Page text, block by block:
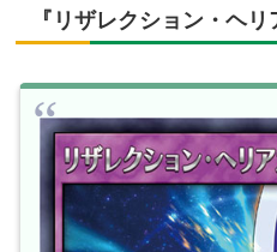
『リザレクション・ヘリ